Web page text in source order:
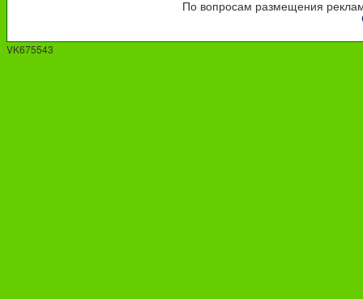
По вопросам размещения
VK675543